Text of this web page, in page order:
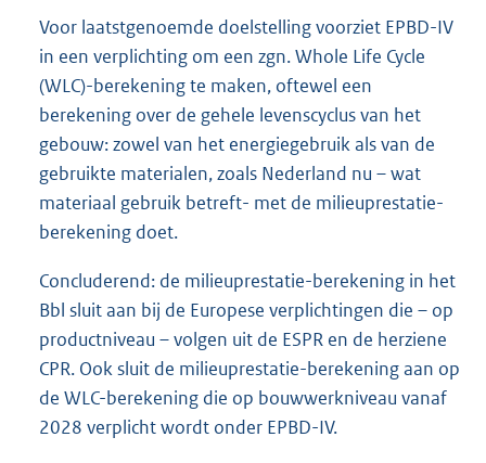
Voor laatstgenoemde doelstelling voorziet EPBD-IV
in een verplichting om een zgn. Whole Life Cycle
(WLC)-berekening te maken, oftewel een
berekening over de gehele levenscyclus van het
gebouw: zowel van het energiegebruik als van de
gebruikte materialen, zoals Nederland nu – wat
materiaal gebruik betreft- met de milieuprestatie-
berekening doet.
Concluderend: de milieuprestatie-berekening in het
Bbl sluit aan bij de Europese verplichtingen die – op
productniveau – volgen uit de ESPR en de herziene
CPR. Ook sluit de milieuprestatie-berekening aan op
de WLC-berekening die op bouwwerkniveau vanaf
2028 verplicht wordt onder EPBD-IV.